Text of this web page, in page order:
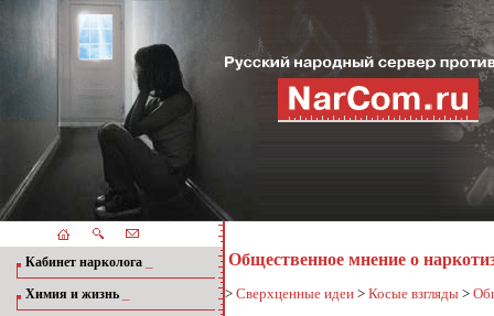
Кабинет нарколога
Химия и жизнь
Общественное мнение о
> Сверхценные идеи > Косые взгляды >